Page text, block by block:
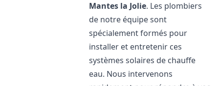
Mantes la Jolie. Les plombiers
de notre équipe sont
spécialement formés pour
installer et entretenir ces
systèmes solaires de chauffe
eau. Nous intervenons